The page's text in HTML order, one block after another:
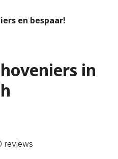
en bespaar!
in
reviews